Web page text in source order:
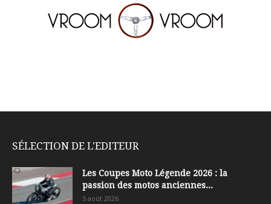
SÉLECTION DE L'EDITEUR
Les Coupes Moto Légende 2026 : la
passion des motos anciennes...
5 août 2026